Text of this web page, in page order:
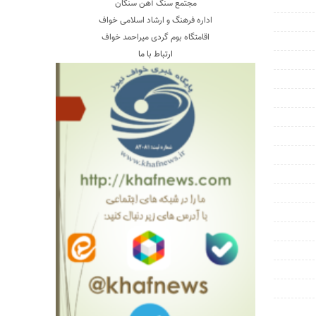
مجتمع سنگ آهن سنگان
اداره فرهنگ و ارشاد اسلامی خواف
اقامتگاه بوم گردی میراحمد خواف
ارتباط با ما